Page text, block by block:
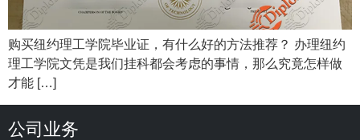
购买纽约理工学院毕业证，有什么好的方法推荐？ 办理纽约
理工学院文凭是我们挂科都会考虑的事情，那么究竟怎样做
才能 […]
公司业务